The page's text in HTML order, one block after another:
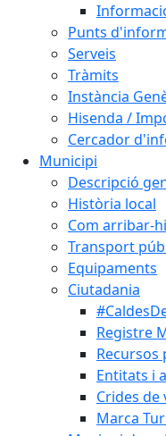
Punts
Serveis
Tràmits
Instància
Hisenda /
Cercador
Municipi
Descripció
Història local
Com arribar-hi
Transport
Equipaments
Ciutadania
Registre
Recursos
Entitats i
Crides
Marca